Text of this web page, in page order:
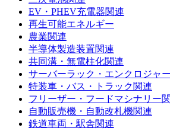
EV・PHEV充電器関連
再生可能エネルギー
農業関連
半導体製造装置関連
共同溝・無電柱化関連
サーバーラック・エンクロジャー
特装車・バス・トラック関連
フリーザー・フードマシナリー
自動販売機・自動改札機関連
鉄道車両・駅舎関連